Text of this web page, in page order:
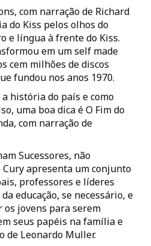
com narração de Richard
do Kiss pelos olhos do
e língua à frente do Kiss.
em um self made
cem milhões de discos
fundou nos anos 1970.
história do país e como
uma boa dica é O Fim do
com narração de
Sucessores, não
apresenta um conjunto
professores e líderes
educação, se necessário, e
jovens para serem
seus papéis na família e
de Leonardo Muller.